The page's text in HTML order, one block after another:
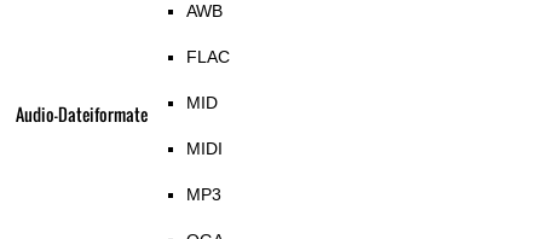
Audio-Dateiformate
AWB
FLAC
MID
MIDI
MP3